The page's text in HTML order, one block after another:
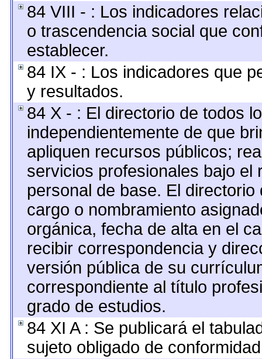
84 VIII - : Los indicadores
o trascendencia social que
establecer.
84 IX - : Los indicadores que
y resultados.
84 X - : El directorio de todos
independientemente de que
apliquen recursos públicos;
servicios profesionales bajo el
personal de base. El
cargo o nombramiento
orgánica, fecha de alta en el
recibir correspondencia y
versión pública de su
correspondiente al título
grado de estudios.
84 XI A : Se publicará el
sujeto obligado de